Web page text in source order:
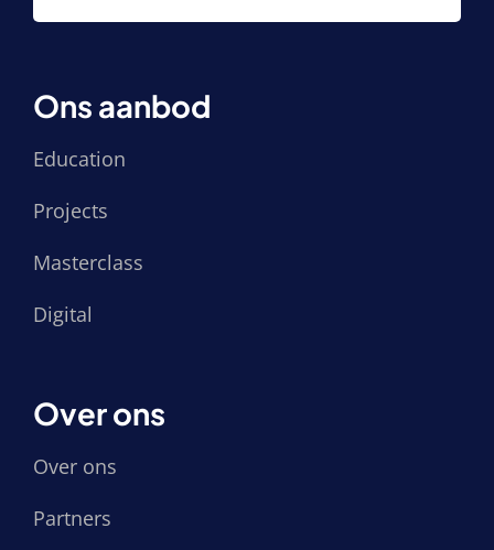
Ons aanbod
Education
Projects
Masterclass
Digital
Over ons
Over ons
Partners